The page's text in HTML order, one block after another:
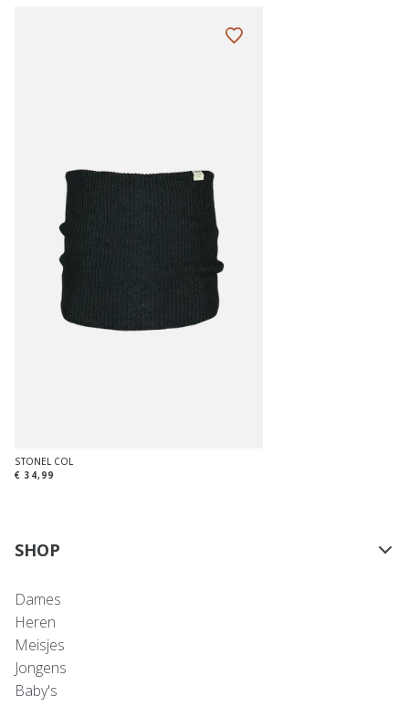
STONEL COL
€ 34,99
SHOP
Dames
Heren
Meisjes
Jongens
Baby's